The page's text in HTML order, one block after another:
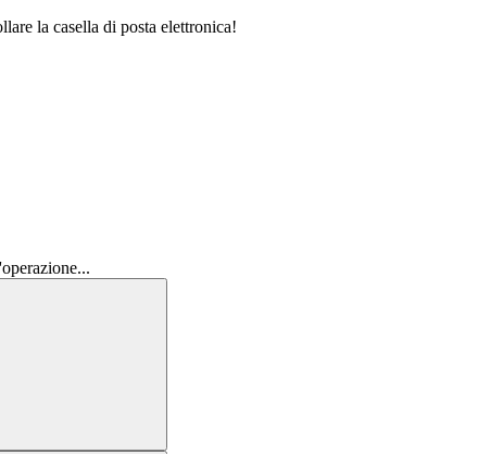
la casella di posta elettronica!